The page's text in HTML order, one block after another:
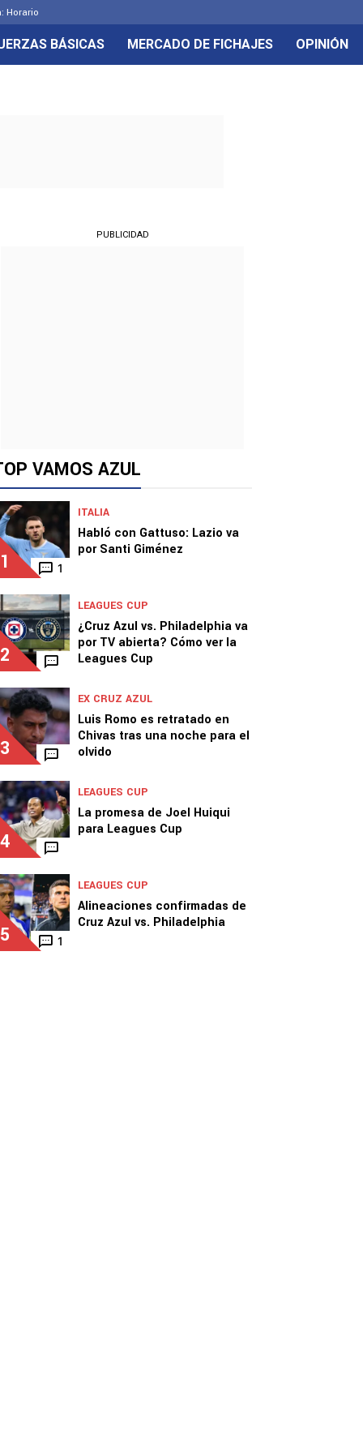
Horario
BÁSICAS MERCADO DE FICHAJES OPINIÓN
PUBLICIDAD
VAMOS AZUL
1 1
ITALIA
Habló con Gattuso: Lazio va
por Santi Giménez
2
LEAGUES CUP
¿Cruz Azul vs. Philadelphia va
por TV abierta? Cómo ver la
Leagues Cup
3
EX CRUZ AZUL
Luis Romo es retratado en
Chivas tras una noche para el
olvido
4
LEAGUES CUP
La promesa de Joel Huiqui
para Leagues Cup
5 1
LEAGUES CUP
Alineaciones confirmadas de
Cruz Azul vs. Philadelphia